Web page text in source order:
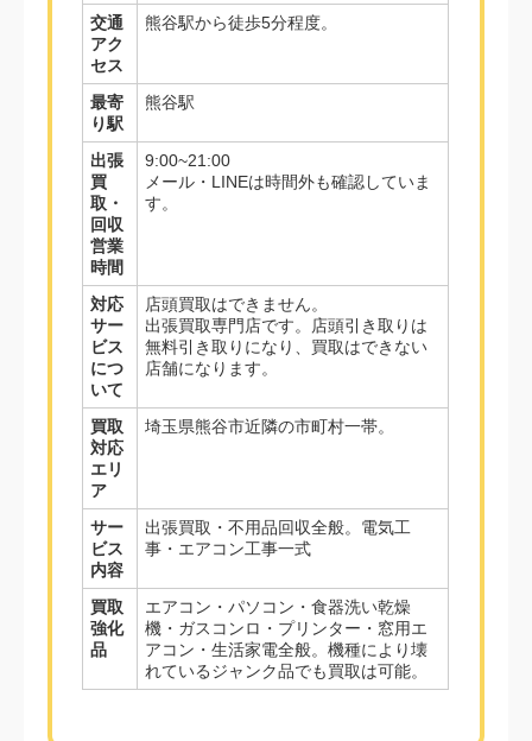
交通
アク
セス
熊谷駅から徒歩5分程度。
最寄
り駅
熊谷駅
出張
買
取・
回収
営業
時間
9:00~21:00
メール・LINEは時間外も確認していま
す。
対応
サー
ビス
につ
いて
店頭買取はできません。
出張買取専門店です。店頭引き取りは
無料引き取りになり、買取はできない
店舗になります。
買取
対応
エリ
ア
埼玉県熊谷市近隣の市町村一帯。
サー
ビス
内容
出張買取・不用品回収全般。電気工
事・エアコン工事一式
買取
強化
品
エアコン・パソコン・食器洗い乾燥
機・ガスコンロ・プリンター・窓用エ
アコン・生活家電全般。機種により壊
れているジャンク品でも買取は可能。